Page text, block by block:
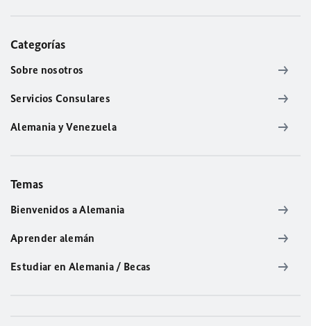
Categorías
Sobre nosotros
Servicios Consulares
Alemania y Venezuela
Temas
Bienvenidos a Alemania
Aprender alemán
Estudiar en Alemania / Becas